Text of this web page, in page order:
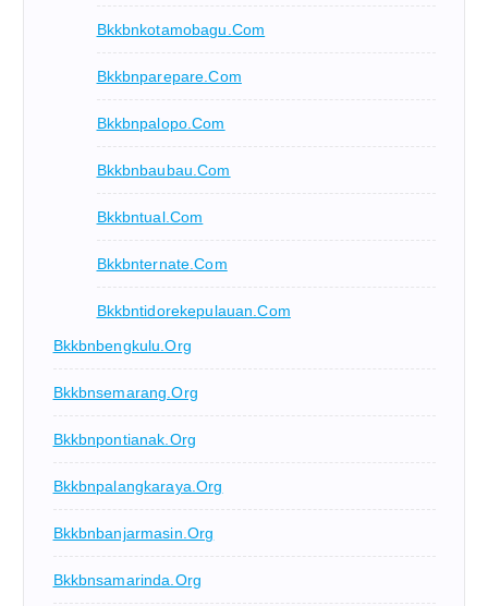
Bkkbnkotamobagu.com
Bkkbnparepare.com
Bkkbnpalopo.com
Bkkbnbaubau.com
Bkkbntual.com
Bkkbnternate.com
Bkkbntidorekepulauan.com
Bkkbnbengkulu.org
Bkkbnsemarang.org
Bkkbnpontianak.org
Bkkbnpalangkaraya.org
Bkkbnbanjarmasin.org
Bkkbnsamarinda.org